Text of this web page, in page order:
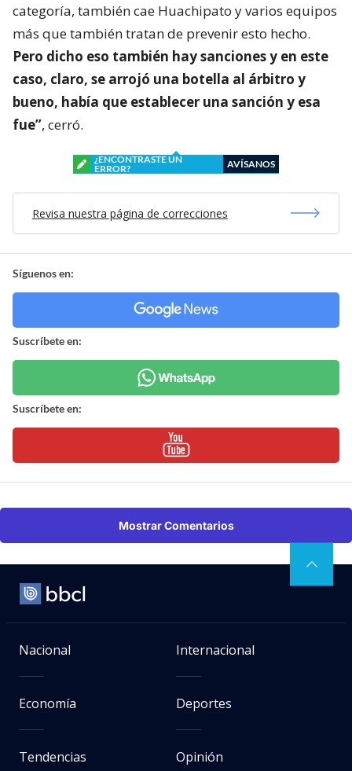
categoría, también cae Huachipato y varios equipos
más que también tratan de prevenir esto hecho.
Pero dicho eso también hay sanciones y en este
caso, claro, se arrojó una botella al árbitro y
bueno, había que establecer una sanción y esa
fue”, cerró.
¿ENCONTRASTE UN
ERROR?
AVÍSANOS
Revisa nuestra página de correcciones
Síguenos en:
Suscríbete en:
Suscríbete en:
Mostrar Comentarios
Nacional Internacional
Economía Deportes
Tendencias Opinión